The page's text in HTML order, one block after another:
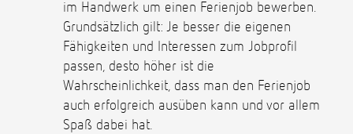
im Handwerk um einen Ferienjob bewerben.
Grundsätzlich gilt: Je besser die eigenen
Fähigkeiten und Interessen zum Jobprofil
passen, desto höher ist die
Wahrscheinlichkeit, dass man den Ferienjob
auch erfolgreich ausüben kann und vor allem
Spaß dabei hat.